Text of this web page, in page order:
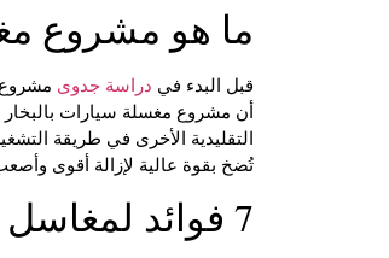
ما هو مشروع
قبل البدء في دراسة جدوى مشروع
أن مشروع مغسلة سيارات
التقليدية الأخرى في طريقة
تُضخ بقوة عالية لإزالة أقوى
7 فوائد لمغاسل السيارات بالبخار